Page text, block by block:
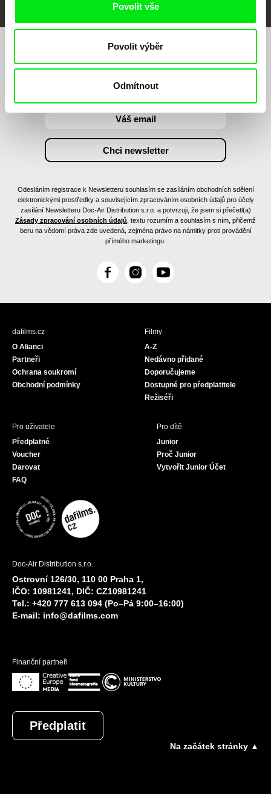
Povolit vše
Povolit výběr
Odmítnout
filmovém programu?
Odesláním registrace k Newsletteru souhlasím se zasíláním obchodních sdělení
elektronickými prostředky a souvisejícím zpracováním osobních údajů pro účely
zasílání Newsletteru Doc-Air Distribution s.r.o. a potvrzuji, že jsem si přečetl(a)
Zásady zpracování osobních údajů , textu rozumím a souhlasím s ním, přičemž
beru na vědomí práva zde uvedená, zejména právo na námitky proti provádění
přímého marketingu.
F
c
I
s
Y
u
dafilms.cz
O Alianci
Partneři
Ochrana soukromí
Obchodní podmínky
Filmy
A-Z
Nedávno přidané
Doporučujeme
Dostupné pro předplatitele
Režiséři
Pro uživatele
Předplatné
Voucher
Darovat
FAQ
Pro dítě
Junior
Proč Junior
Vytvořit Junior Účet
Doc-Air Distribution s.r.o.
Ostrovní 126/30, 110 00 Praha 1,
IČO: 10981241, DIČ: CZ10981241
Tel.: +420 777 613 094 (Po–Pá 9:00–16:00)
E-mail: info@dafilms.com
Finanční partneři
Předplatit
Na začátek stránky ▲